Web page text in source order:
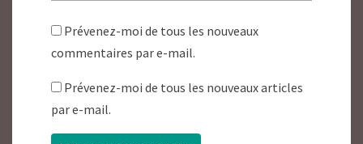
Prévenez-moi de tous les nouveaux
commentaires par e-mail.
Prévenez-moi de tous les nouveaux articles
par e-mail.